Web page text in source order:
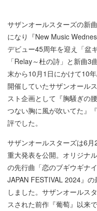
サザンオールスターズの新
になり『New Music
デビュー45周年を迎え「盆
「Relay～杜の詩」と新曲3
末から10月1日にかけて10
開催していたサザンオール
スト企画として『胸騒ぎの
つない胸に風が吹いてた』
評でした。
サザンオールスターズは6
重大発表を公開。オリジナ
の先行曲「恋のブギウギナ
JAPAN FESTIVAL 2024』
しました。サザンオールス
スされた前作『葡萄』以来